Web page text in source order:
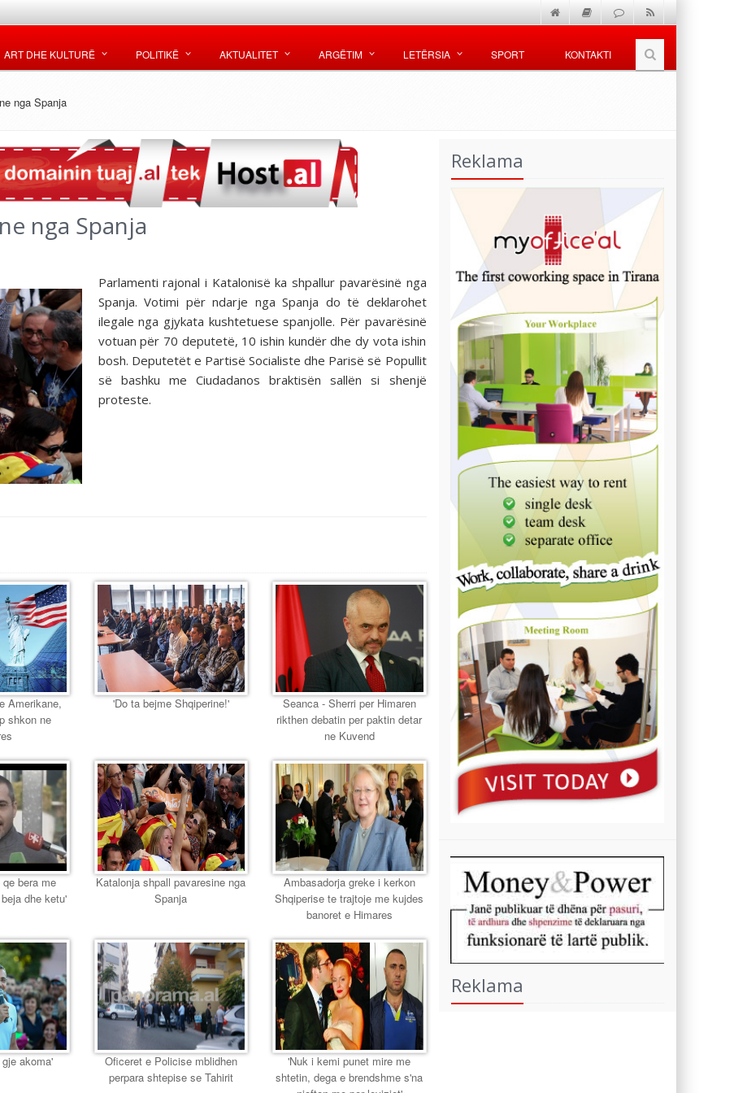
ART DHE KULTURË POLITIKË AKTUALITET ARGËTIM LETËRSIA SPORT KONTAKTI
nga Spanja
nga Spanja
Parlamenti rajonal i Katalonisë ka shpallur pavarësinë nga
Spanja. Votimi për ndarje nga Spanja do të deklarohet
ilegale nga gjykata kushtetuese spanjolle. Për pavarësinë
votuan për 70 deputetë, 10 ishin kundër dhe dy vota ishin
bosh. Deputetët e Partisë Socialiste dhe Parisë së Popullit
së bashku me Ciudadanos braktisën sallën si shenjë
proteste.
Amerikane,
shkon ne
'Do ta bejme Shqiperine!'
Seanca - Sherri per Himaren
rikthen debatin per paktin detar
ne Kuvend
bera me
dhe ketu'
Katalonja shpall pavaresine nga
Spanja
Ambasadorja greke i kerkon
Shqiperise te trajtoje me kujdes
banoret e Himares
akoma'
Oficeret e Policise mblidhen
perpara shtepise se Tahirit
'Nuk i kemi punet mire me
shtetin, dega e brendshme s'na
Reklama
Reklama